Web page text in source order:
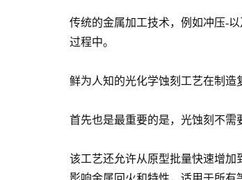
传统的金属加工技术，例如冲压-
过程中。
鲜为人知的光化学蚀刻工艺在制造
首先也是最重要的是，光蚀刻不需
该工艺还允许从原型批量快速增